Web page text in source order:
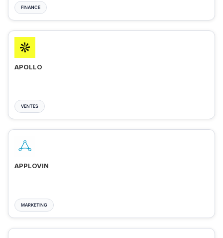
FINANCE
APOLLO
VENTES
APPLOVIN
MARKETING